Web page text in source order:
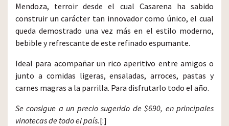
Mendoza, terroir desde el cual Casarena ha sabido
construir un carácter tan innovador como único, el cual
queda demostrado una vez más en el estilo moderno,
bebible y refrescante de este refinado espumante.
Ideal para acompañar un rico aperitivo entre amigos o
junto a comidas ligeras, ensaladas, arroces, pastas y
carnes magras a la parrilla. Para disfrutarlo todo el año.
Se consigue a un precio sugerido de $690, en principales
vinotecas de todo el país.[:]